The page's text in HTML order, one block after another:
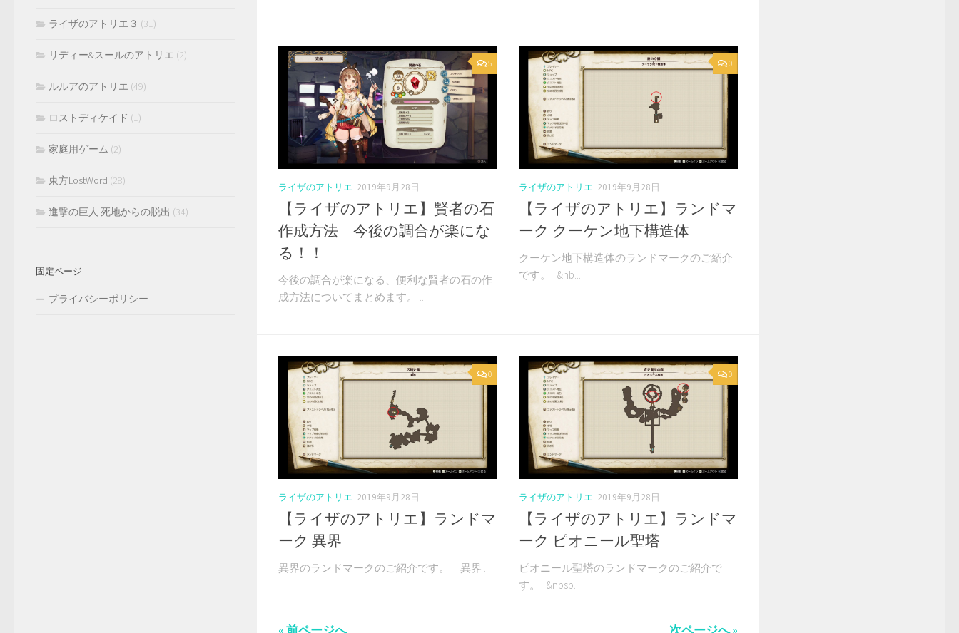
5
ライザのアトリエ 2019年9月28日
【ライザのアトリエ】賢者の石
作成方法 今後の調合が楽にな
る！！
今後の調合が楽になる、便利な賢者の石の作
成方法についてまとめます。 ...
0
ライザのアトリエ 2019年9月28日
【ライザのアトリエ】ランドマ
ーク クーケン地下構造体
クーケン地下構造体のランドマークのご紹介
です。 &nb...
0
ライザのアトリエ 2019年9月28日
【ライザのアトリエ】ランドマ
ーク 異界
異界のランドマークのご紹介です。 異界 ...
0
ライザのアトリエ 2019年9月28日
【ライザのアトリエ】ランドマ
ーク ピオニール聖塔
ピオニール聖塔のランドマークのご紹介で
す。 &nbsp...
ライザのアトリエ３ (31)
リディー&スールのアトリエ (2)
ルルアのアトリエ (49)
ロストディケイド (1)
家庭用ゲーム (2)
東方LostWord (28)
進撃の巨人 死地からの脱出 (34)
固定ページ
プライバシーポリシー